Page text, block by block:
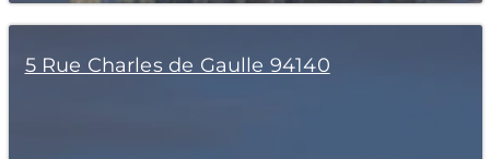
5 Rue Charles de Gaulle 94140